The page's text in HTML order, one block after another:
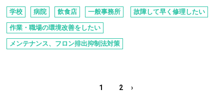
学校 病院 飲⾷店 ⼀般事務所 故障して早く修理したい
作業・職場の環境改善をしたい
メンテナンス、フロン排出抑制法対策
1 2 ›